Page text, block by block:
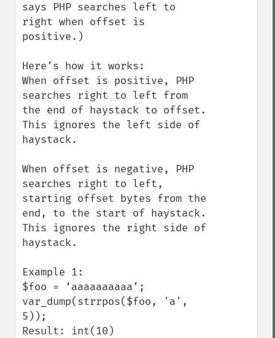
says PHP searches left to
right when offset is
positive.)
Here’s how it works:
When offset is positive, PHP
searches right to left from
the end of haystack to offset.
This ignores the left side of
haystack.
When offset is negative, PHP
searches right to left,
starting offset bytes from the
end, to the start of haystack.
This ignores the right side of
haystack.
Example 1:
$foo = ‘aaaaaaaaaa’;
var_dump(strrpos($foo, 'a',
5));
Result: int(10)